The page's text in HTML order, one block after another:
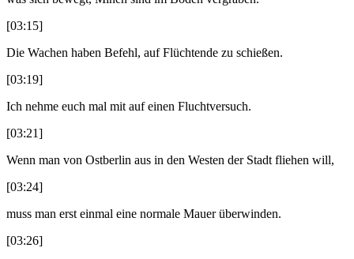
[03:15]
Die Wachen haben Befehl, auf Flüchtende zu schießen.
[03:19]
Ich nehme euch mal mit auf einen Fluchtversuch.
[03:21]
Wenn man von Ostberlin aus in den Westen der Stadt fliehen will,
[03:24]
muss man erst einmal eine normale Mauer überwinden.
[03:26]